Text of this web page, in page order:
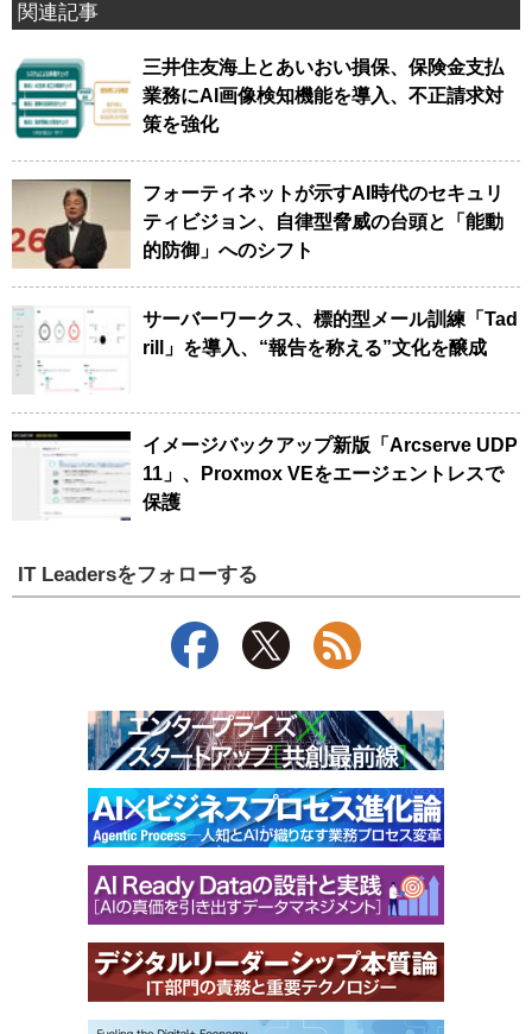
関連記事
三井住友海上とあいおい損保、保険金支払
業務にAI画像検知機能を導入、不正請求対
策を強化
フォーティネットが示すAI時代のセキュリ
ティビジョン、自律型脅威の台頭と「能動
的防御」へのシフト
サーバーワークス、標的型メール訓練「Tad
rill」を導入、“報告を称える”文化を醸成
イメージバックアップ新版「Arcserve UDP
11」、Proxmox VEをエージェントレスで
保護
IT Leadersをフォローする